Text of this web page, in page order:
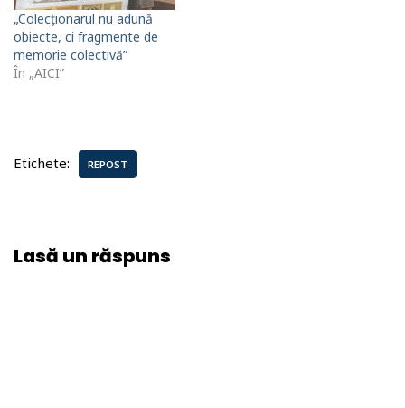
„Colecționarul nu adună
obiecte, ci fragmente de
memorie colectivă”
În „AICI”
Etichete: REPOST
Lasă un răspuns